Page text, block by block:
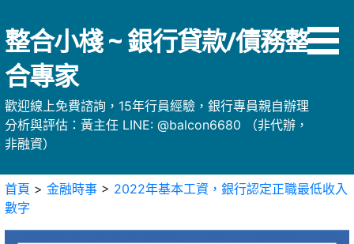
過
內
容
整合小棧 ~ 銀行貸款/債務整
合專家
歡迎線上免費諮詢，15年行員經驗，銀行專員親自辦理
分析與評估：黃主任 LINE: @balcon6680 （非代辦，
非融資）
首頁 >金融時事 > 2022年基本工資，銀行認定正職最低收入
數字